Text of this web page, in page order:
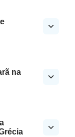
na